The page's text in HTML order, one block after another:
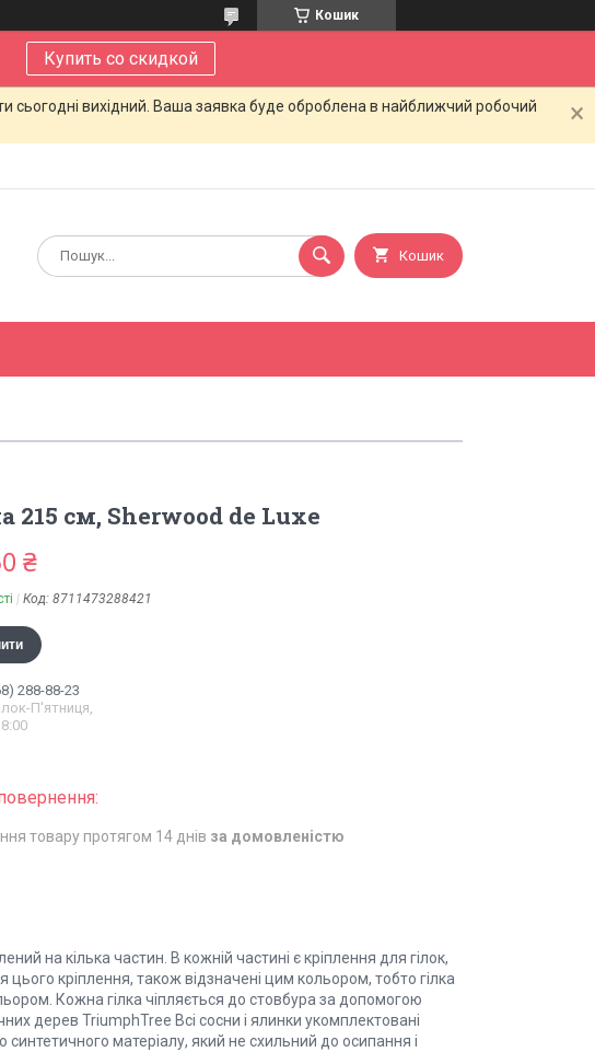
Кошик
Купить со скидкой
сьогодні вихідний. Ваша заявка буде оброблена в найближчий робочий
Кошик
215 см, Sherwood de Luxe
₴
Код: 8711473288421
288-88-23
П'ятниця,
товару протягом 14 днів за домовленістю
на кілька частин. В кожній частині є кріплення для гілок,
кріплення, також відзначені цим кольором, тобто гілка
Кожна гілка чіпляється до стовбура за допомогою
дерев TriumphTree Всі сосни і ялинки укомплектовані
матеріалу, який не схильний до осипання і